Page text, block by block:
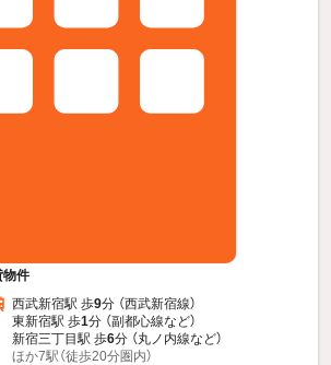
物件
西武新宿駅 歩9分 （西武新宿線）
東新宿駅 歩1分 （副都心線など）
新宿三丁目駅 歩6分 （丸ノ内線など）
ほか7駅（徒歩20分圏内）